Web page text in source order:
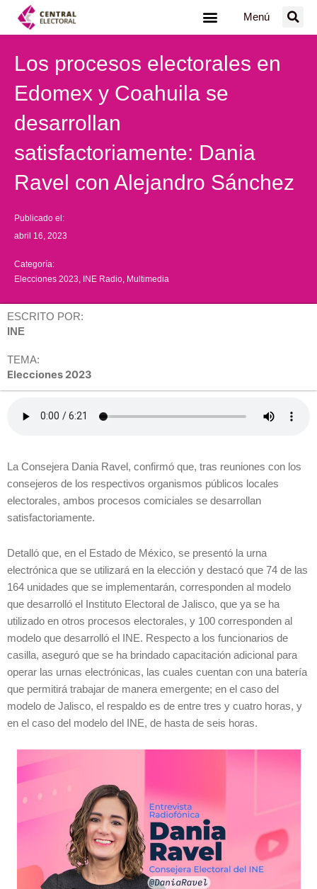
Menú
Los procesos electorales en
Edomex y Coahuila se
desarrollan
satisfactoriamente: Dania
Ravel con Alejandro Sánchez
Publicado el:
abril 16, 2023
Categoría:
Elecciones 2023 INE Radio Multimedia
ESCRITO POR:
INE
TEMA:
Elecciones 2023
La Consejera Dania Ravel, confirmó que, tras reuniones con los
consejeros de los respectivos organismos públicos locales
electorales, ambos procesos comiciales se desarrollan
satisfactoriamente.
Detalló que, en el Estado de México, se presentó la urna
electrónica que se utilizará en la elección y destacó que 74 de las
164 unidades que se implementarán, corresponden al modelo
que desarrolló el Instituto Electoral de Jalisco, que ya se ha
utilizado en otros procesos electorales, y 100 corresponden al
modelo que desarrolló el INE. Respecto a los funcionarios de
casilla, aseguró que se ha brindado capacitación adicional para
operar las urnas electrónicas, las cuales cuentan con una batería
que permitirá trabajar de manera emergente; en el caso del
modelo de Jalisco, el respaldo es de entre tres y cuatro horas, y
en el caso del modelo del INE, de hasta de seis horas.